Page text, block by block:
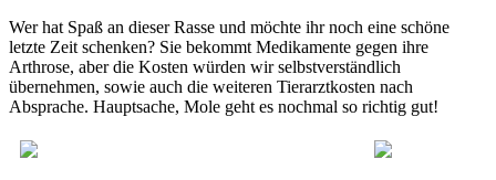
Wer hat Spaß an dieser Rasse und möchte ihr noch eine schöne
letzte Zeit schenken? Sie bekommt Medikamente gegen ihre
Arthrose, aber die Kosten würden wir selbstverständlich
übernehmen, sowie auch die weiteren Tierarztkosten nach
Absprache. Hauptsache, Mole geht es nochmal so richtig gut!